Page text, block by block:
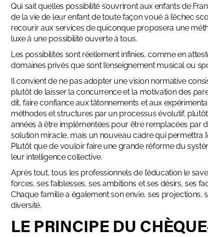
Qui sait quelles possibilité s’ouvriront aux enfants de
de la vie de leur enfant de toute façon voué à l’échec
recourir aux services de quiconque proposera une
luxeà une possibilité ouverte à tous.
Les possibilités sont réellement infinies, comme en
domaines privés que sont l’enseignement musical ou
Il convient de ne pas adopter une vision normative
plutôt de laisser la concurrence et la motivation des
dit, faire confiance aux tâtonnements et aux
méthodes et structures par un processus évolutif,
années à être implémentées pour être remplacées par
solution miracle, mais un nouveau cadre qui permettra
Plutôt que de vouloir faire une grande réforme du
leur intelligence collective.
Après tout, tous les professionnels de l’éducation le
forces, ses faiblesses, ses ambitions et ses désirs, ses
Chaque famille a également son envie, ses projections,
diversité.
LE PRINCIPE DU